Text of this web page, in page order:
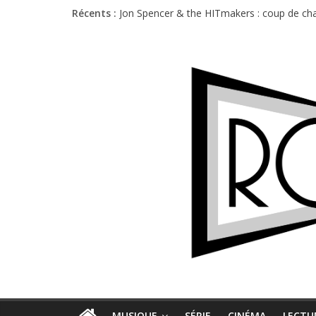
Récents : Jon Spencer & the HITmakers : coup de
Charlie Puth à l’Olympia : la leçon de pop